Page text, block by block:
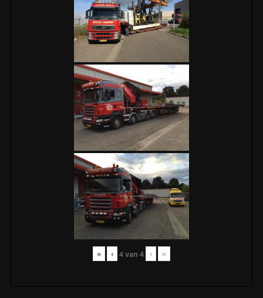
« ‹ 4van 4 › »